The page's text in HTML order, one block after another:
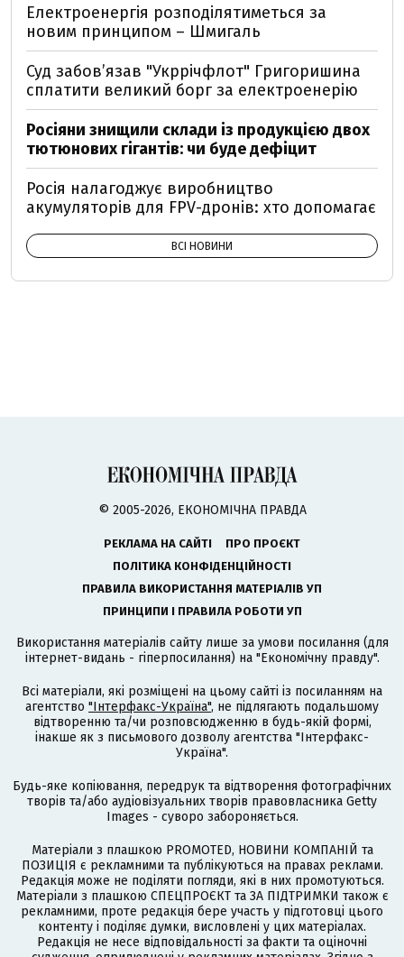
Електроенергія розподілятиметься за
новим принципом – Шмигаль
Суд забов’язав "Укррічфлот" Григоришина
сплатити великий борг за електроенерію
Росіяни знищили склади із продукцією двох
тютюнових гігантів: чи буде дефіцит
Росія налагоджує виробництво
акумуляторів для FPV-дронів: хто допомагає
ВСІ НОВИНИ
© 2005-2026, ЕКОНОМІЧНА ПРАВДА
РЕКЛАМА НА САЙТІ
ПРО ПРОЄКТ
ПОЛІТИКА КОНФІДЕНЦІЙНОСТІ
ПРАВИЛА ВИКОРИСТАННЯ МАТЕРІАЛІВ УП
ПРИНЦИПИ І ПРАВИЛА РОБОТИ УП
Використання матеріалів сайту лише за умови посилання (для
інтернет-видань - гіперпосилання) на "Економічну правду".
Всі матеріали, які розміщені на цьому сайті із посиланням на
агентство "Інтерфакс-Україна", не підлягають подальшому
відтворенню та/чи розповсюдженню в будь-якій формі,
інакше як з письмового дозволу агентства "Інтерфакс-
Україна".
Будь-яке копіювання, передрук та відтворення фотографічних
творів та/або аудіовізуальних творів правовласника Getty
Images - суворо забороняється.
Матеріали з плашкою PROMOTED, НОВИНИ КОМПАНІЙ та
ПОЗИЦІЯ є рекламними та публікуються на правах реклами.
Редакція може не поділяти погляди, які в них промотуються.
Матеріали з плашкою СПЕЦПРОЄКТ та ЗА ПІДТРИМКИ також є
рекламними, проте редакція бере участь у підготовці цього
контенту і поділяє думки, висловлені у цих матеріалах.
Редакція не несе відповідальності за факти та оціночні